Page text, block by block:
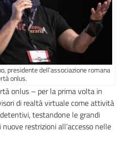
presidente dell’associazione romana
onlus.
onlus – per la prima volta in
di realtà virtuale come attività
testandone le grandi
restrizioni all’accesso nelle